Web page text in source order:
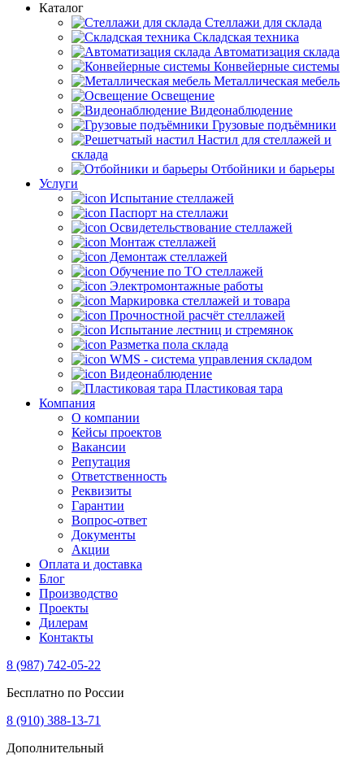
Каталог
Cтеллажи для склада
Складская техника
Автоматизация склада
Конвейерные системы
Металлическая мебель
Освещение
Видеонаблюдение
Грузовые подъёмники
Настил для стеллажей и
склада
Отбойники и барьеры
Услуги
Испытание стеллажей
Паспорт на стеллажи
Освидетельствование стеллажей
Монтаж стеллажей
Демонтаж стеллажей
Обучение по ТО стеллажей
Электромонтажные работы
Маркировка стеллажей и товара
Прочностной расчёт стеллажей
Испытание лестниц и стремянок
Разметка пола склада
WMS - система управления складом
Видеонаблюдение
Пластиковая тара
Компания
О компании
Кейсы проектов
Вакансии
Репутация
Ответственность
Реквизиты
Гарантии
Вопрос-ответ
Документы
Акции
Оплата и доставка
Блог
Производство
Проекты
Дилерам
Контакты
8 (987) 742-05-22
Бесплатно по России
8 (910) 388-13-71
Дополнительный